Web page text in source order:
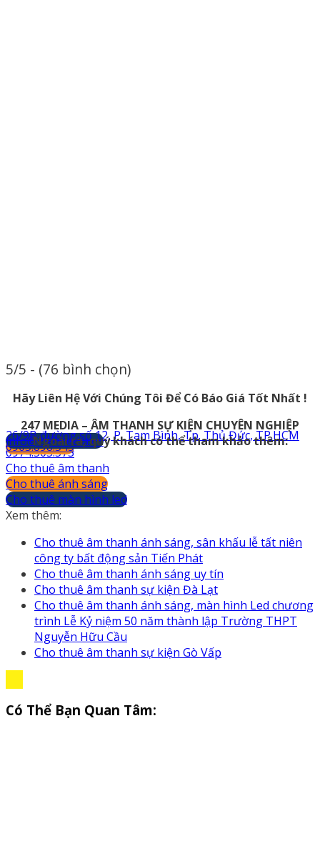
5/5 - (76 bình chọn)
Hãy Liên Hệ Với Chúng Tôi Để Có Báo Giá Tốt Nhất !
247 MEDIA – ÂM THANH SỰ KIỆN CHUYÊN NGHIỆP
0974.503.573
0903.898.545
info@247media.vn
26/9B đường số 12, P. Tam Bình, Tp. Thủ Đức, TP.HCM
Ngoài ra, quý khách có thể tham khảo thêm:
Cho thuê âm thanh
Cho thuê ánh sáng
Cho thuê màn hình led
Xem thêm:
Cho thuê âm thanh ánh sáng, sân khấu lễ tất niên
công ty bất động sản Tiến Phát
Cho thuê âm thanh ánh sáng uy tín
Cho thuê âm thanh sự kiện Đà Lạt
Cho thuê âm thanh ánh sáng, màn hình Led chương
trình Lễ Kỷ niệm 50 năm thành lập Trường THPT
Nguyễn Hữu Cầu
Cho thuê âm thanh sự kiện Gò Vấp
Có Thể Bạn Quan Tâm: